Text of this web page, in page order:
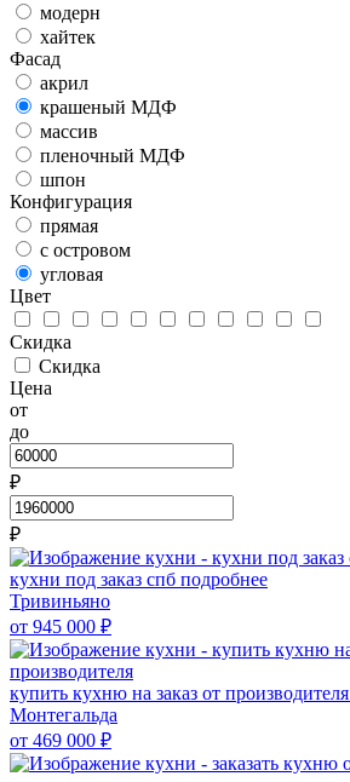
модерн
хайтек
Фасад
акрил
крашеный МДФ
массив
пленочный МДФ
шпон
Конфигурация
прямая
с островом
угловая
Цвет
Скидка
Скидка
Цена
от
до
₽
₽
кухни под заказ спб подробнее
Тривиньяно
от 945 000 ₽
купить кухню на заказ от производителя
Монтегальда
от 469 000 ₽